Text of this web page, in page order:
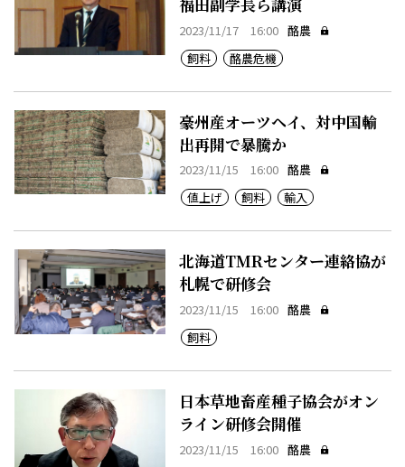
2023/11/17 16:00 酪農
飼料
酪農危機
豪州産オーツヘイ、対中国輸
出再開で暴騰か
2023/11/15 16:00 酪農
値上げ
飼料 輸入
北海道TMRセンター連絡協が
札幌で研修会
2023/11/15 16:00 酪農
飼料
日本草地畜産種子協会がオン
ライン研修会開催
2023/11/15 16:00 酪農